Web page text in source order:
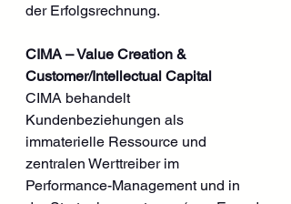
der Erfolgsrechnung.
CIMA – Value Creation &
Customer/Intellectual Capital
CIMA behandelt
Kundenbeziehungen als
immaterielle Ressource und
zentralen Werttreiber im
Performance-Management und in